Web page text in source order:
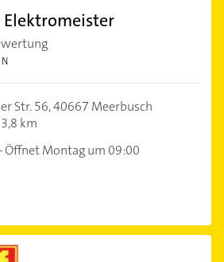
Str. 56,40667 Meerbusch
km
Öffnet Montag um 09:00